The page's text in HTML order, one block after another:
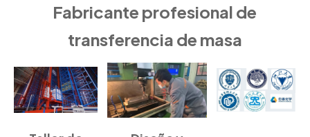
Fabricante profesional de
transferencia de masa